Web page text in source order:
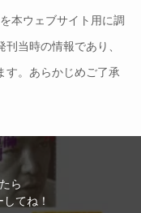
本ウェブサイト用に調
当時の情報であり、
す。あらかじめご了承
ら
てね！